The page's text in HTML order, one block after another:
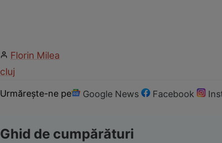
Florin Milea
cluj
Urmărește-ne pe Google News Facebook
Ghid de cumpărături